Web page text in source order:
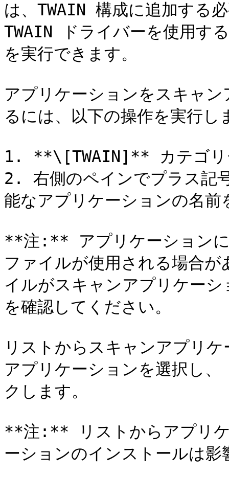
は、TWAIN 構成に追加する
TWAIN ドライバーを使用す
を実行できます。
アプリケーションをスキャ
るには、以下の操作を実行し
1. **\[TWAIN]** カテゴリ
2. 右側のペインでプラス記
能なアプリケーションの名前
**注:** アプリケーションに
ファイルが使用される場合
イルがスキャンアプリケー
を確認してください。
リストからスキャンアプリ
アプリケーションを選択し
クします。
**注:** リストからアプリケ
ーションのインストールは影